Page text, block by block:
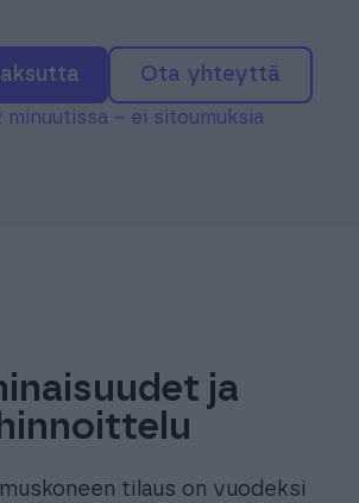
Ota yhteyttä
minuutissa – ei sitoumuksia
ja
hinnoittelu
tilaus on vuodeksi